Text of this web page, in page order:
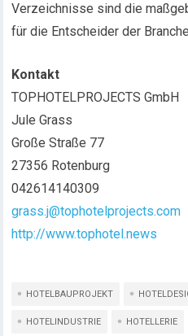
Verzeichnisse sind die
für die Entscheider der
Kontakt
TOPHOTELPROJECTS GmbH
Jule Grass
Große Straße 77
27356 Rotenburg
042614140309
grass.j@tophotelprojects.com
http://www.tophotel.news
HOTELBAUPROJEKT
HOTELINDUSTRIE HOTELLERIE